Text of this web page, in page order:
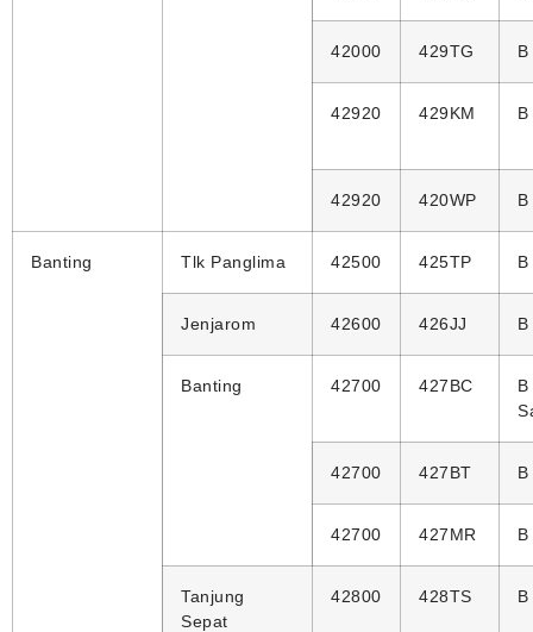
42000 429TG
42920 429KM
42920 420WP
Banting Tlk Panglima 42500 425TP
Jenjarom 42600 426JJ
Banting 42700 427BC
42700 427BT
42700 427MR
Tanjung
Sepat
42800 428TS